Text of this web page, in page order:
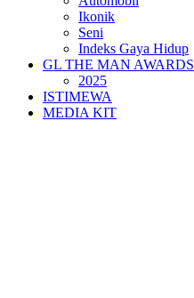
Ikonik
Seni
Indeks Gaya Hidup
GL THE MAN AWARDS
2025
ISTIMEWA
MEDIA KIT